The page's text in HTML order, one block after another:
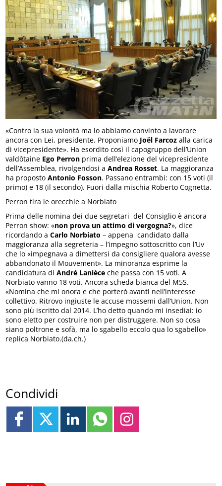
«Contro la sua volontà ma lo abbiamo convinto a lavorare
ancora con Lei, presidente. Proponiamo Joël Farcoz alla carica
di vicepresidente». Ha esordito così il capogruppo dell’Union
valdôtaine Ego Perron prima dell’elezione del vicepresidente
dell’Assemblea, rivolgendosi aAndrea Rosset. La maggioranza
ha proposto Antonio Fosson. Passano entrambi: con 15 voti (il
primo) e 18 (il secondo). Fuori dalla mischia Roberto Cognetta.
Perron tira le orecchie a Norbiato
Prima delle nomina dei due segretari del Consiglio è ancora
Perron show: «non prova un attimo di vergogna?», dice
ricordando a Carlo Norbiato – appena candidato dalla
maggioranza alla segreteria – l’impegno sottoscritto con l’Uv
che lo «impegnava a dimettersi da consigliere qualora avesse
abbandonato il Mouvement». La minoranza esprime la
candidatura diAndré Lanièce che passa con 15 voti. A
Norbiato vanno 18 voti. Ancora scheda bianca del M5S.
«Nomina che mi onora e che porterò avanti nell’interesse
collettivo. Ritrovo ingiuste le accuse mossemi dall’Union. Non
sono più iscritto dal 2014. L’ho detto quando mi insediai: io
sono eletto per costruire non per distruggere. Non so cosa
siano poltrone e sofà, ma lo sgabello eccolo qua lo sgabello»
replica Norbiato.(da.ch.)
Condividi